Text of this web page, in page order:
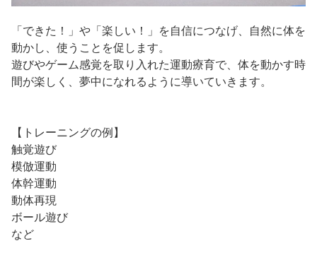
「できた！」や「楽しい！」を自信につなげ、自然に体を
動かし、使うことを促します。
遊びやゲーム感覚を取り入れた運動療育で、体を動かす時
間が楽しく、夢中になれるように導いていきます。
【トレーニングの例】
触覚遊び
模倣運動
体幹運動
動体再現
ボール遊び
など